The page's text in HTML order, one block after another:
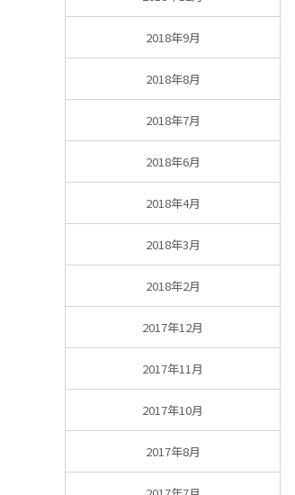
2018年9月
2018年8月
2018年7月
2018年6月
2018年4月
2018年3月
2018年2月
2017年12月
2017年11月
2017年10月
2017年8月